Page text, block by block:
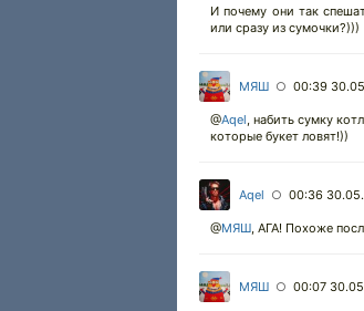
И почему они так
или сразу из сумочки?)))
МЯШ ○ 00:39
@Aqel, набить сумку
которые букет ловят!))
Aqel ○ 00:36
@МЯШ, АГА! Похоже
МЯШ ○ 00:07